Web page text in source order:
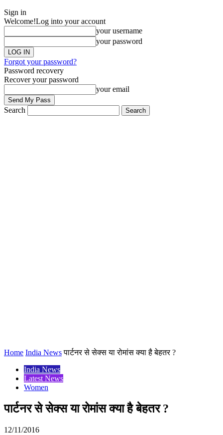
Sign in
Welcome!Log into your account
your username
your password
Forgot your password?
Password recovery
Recover your password
your email
Search
Home India News पार्टनर से सेक्स या रोमांस क्या है बेहतर ?
India News
Latest News
Women
पार्टनर से सेक्स या रोमांस क्या है बेहतर ?
12/11/2016